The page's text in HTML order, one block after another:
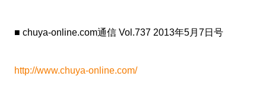
■ chuya-online.com通信 Vol.737 2013年5月7日号
http://www.chuya-online.com/